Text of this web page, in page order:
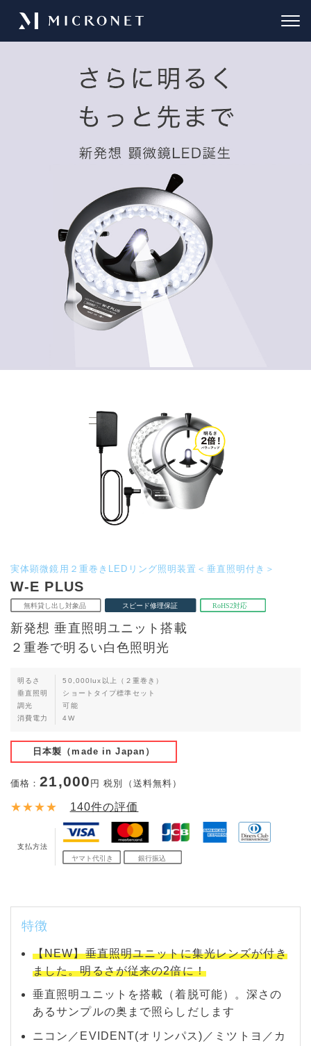
実体顕微鏡用２重巻きLEDリング照明装置＜垂直照明付き＞
W-E PLUS
新発想 垂直照明ユニット搭載
２重巻で明るい白色照明光
明るさ
垂直照明
調光
消費電力
50,000lux以上（２重巻き）
ショートタイプ標準セット
可能
4W
日本製（made in Japan）
価格：21,000 円 税別（送料無料）
★★★★ 140件の評価
支払方法
特徴
【NEW】垂直照明ユニットに集光レンズが付き
ました。明るさが従来の2倍に！
垂直照明ユニットを搭載（着脱可能）。深さの
あるサンプルの奥まで照らしだします
ニコン／EVIDENT(オリンパス)／ミツトヨ／カ